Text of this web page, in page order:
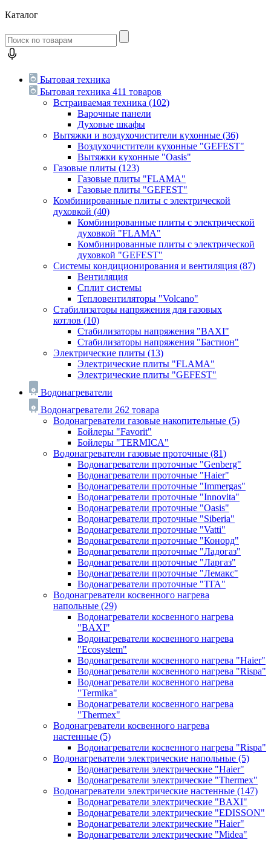
Каталог
Бытовая техника
Бытовая техника 411 товаров
Встраиваемая техника (102)
Варочные панели
Духовые шкафы
Вытяжки и воздухочистители кухонные (36)
Воздухочистители кухонные "GEFEST"
Вытяжки кухонные "Oasis"
Газовые плиты (123)
Газовые плиты "FLAMA"
Газовые плиты "GEFEST"
Комбинированные плиты с электрической
духовкой (40)
Комбинированные плиты с электрической
духовкой "FLAMA"
Комбинированные плиты с электрической
духовкой "GEFEST"
Системы кондиционирования и вентиляция (87)
Вентиляция
Сплит системы
Тепловентиляторы "Volcano"
Стабилизаторы напряжения для газовых
котлов (10)
Стабилизаторы напряжения "BAXI"
Стабилизаторы напряжения "Бастион"
Электрические плиты (13)
Электрические плиты "FLAMA"
Электрические плиты "GEFEST"
Водонагреватели
Водонагреватели 262 товара
Водонагреватели газовые накопительные (5)
Бойлеры "Favorit"
Бойлеры "TERMICA"
Водонагреватели газовые проточные (81)
Водонагреватели проточные "Genberg"
Водонагреватели проточные "Haier"
Водонагреватели проточные "Immergas"
Водонагреватели проточные "Innovita"
Водонагреватели проточные "Oasis"
Водонагреватели проточные "Siberia"
Водонагреватели проточные "Vatti"
Водонагреватели проточные "Конорд"
Водонагреватели проточные "Ладогаз"
Водонагреватели проточные "Ларгаз"
Водонагреватели проточные "Лемакс"
Водонагреватели проточные "ТГА"
Водонагреватели косвенного нагрева
напольные (29)
Водонагреватели косвенного нагрева
"BAXI"
Водонагреватели косвенного нагрева
"Ecosystem"
Водонагреватели косвенного нагрева "Haier"
Водонагреватели косвенного нагрева "Rispa"
Водонагреватели косвенного нагрева
"Termika"
Водонагреватели косвенного нагрева
"Thermex"
Водонагреватели косвенного нагрева
настенные (5)
Водонагреватели косвенного нагрева "Rispa"
Водонагреватели электрические напольные (5)
Водонагреватели электрические "Haier"
Водонагреватели электрические "Thermex"
Водонагреватели электрические настенные (147)
Водонагреватели электрические "BAXI"
Водонагреватели электрические "EDISSON"
Водонагреватели электрические "Haier"
Водонагреватели электрические "Midea"